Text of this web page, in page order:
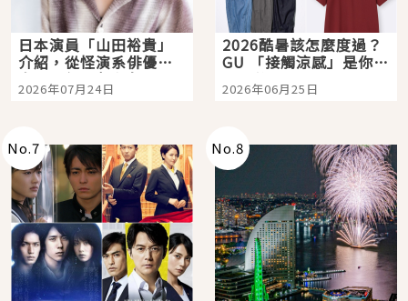
日本演員「山田裕貴」
介紹，從怪演系俳優走
向國民級日劇主角
2026年07月24日
2026酷暑該怎麼度過？
GU 「接觸涼感」是你的
夏日救星
2026年06月25日
No.7 No.8